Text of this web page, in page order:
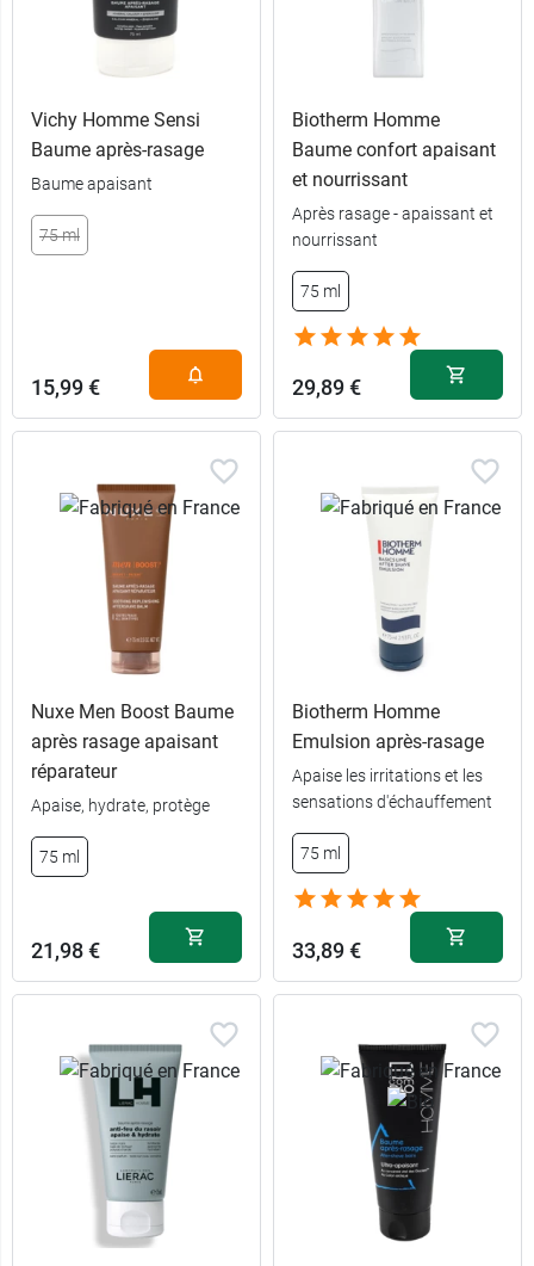
Vichy Homme Sensi
Baume après-rasage
Baume apaisant
75 ml
15,99 €
Biotherm Homme
Baume confort apaisant
et nourrissant
Après rasage - apaissant et
nourrissant
75 ml
29,89 €
Nuxe Men Boost Baume
après rasage apaisant
réparateur
Apaise, hydrate, protège
75 ml
21,98 €
Biotherm Homme
Emulsion après-rasage
Apaise les irritations et les
sensations d'échauffement
75 ml
33,89 €